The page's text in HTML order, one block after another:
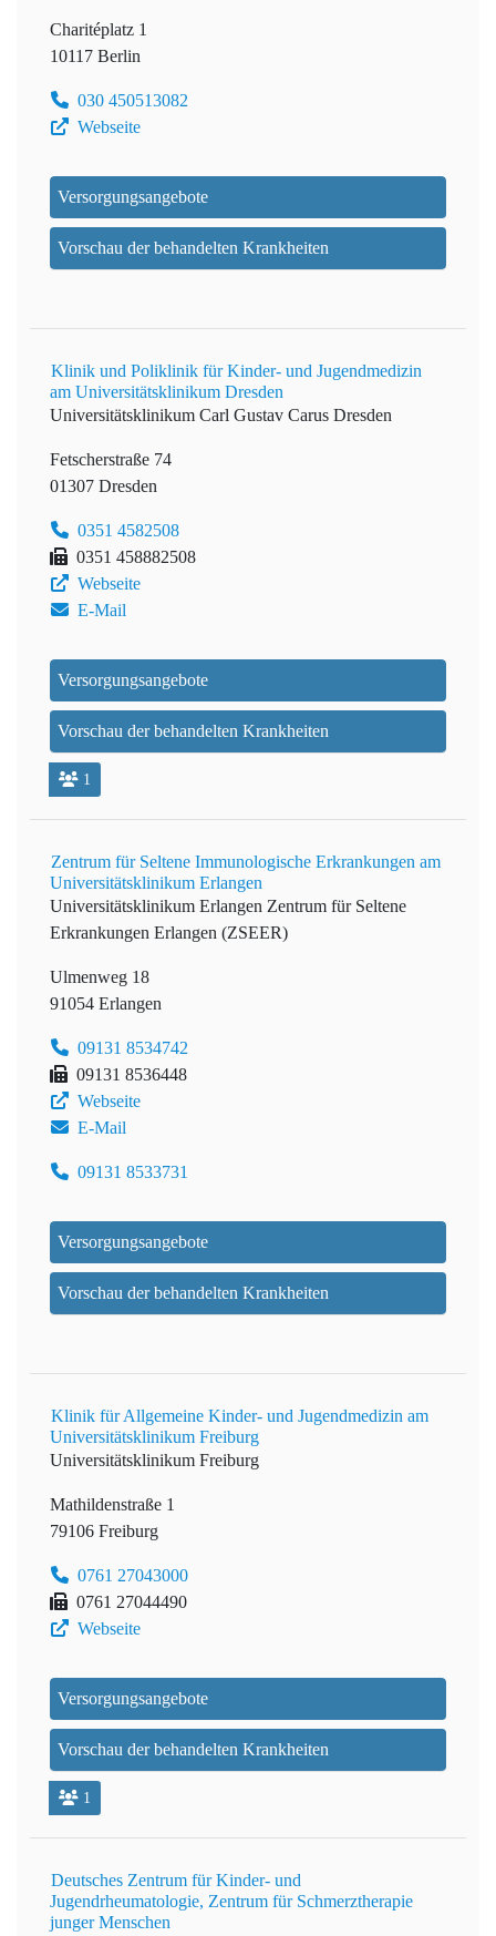
Charitéplatz 1
10117 Berlin
030 450513082
Webseite
Versorgungsangebote
Vorschau der behandelten Krankheiten
Klinik und Poliklinik für Kinder- und Jugendmedizin
am Universitätsklinikum Dresden
Universitätsklinikum Carl Gustav Carus Dresden
Fetscherstraße 74
01307 Dresden
0351 4582508
0351 458882508
Webseite
E-Mail
Versorgungsangebote
Vorschau der behandelten Krankheiten
1
Zentrum für Seltene Immunologische Erkrankungen am
Universitätsklinikum Erlangen
Universitätsklinikum Erlangen Zentrum für Seltene
Erkrankungen Erlangen (ZSEER)
Ulmenweg 18
91054 Erlangen
09131 8534742
09131 8536448
Webseite
E-Mail
09131 8533731
Versorgungsangebote
Vorschau der behandelten Krankheiten
Klinik für Allgemeine Kinder- und Jugendmedizin am
Universitätsklinikum Freiburg
Universitätsklinikum Freiburg
Mathildenstraße 1
79106 Freiburg
0761 27043000
0761 27044490
Webseite
Versorgungsangebote
Vorschau der behandelten Krankheiten
1
Deutsches Zentrum für Kinder- und
Jugendrheumatologie, Zentrum für Schmerztherapie
junger Menschen